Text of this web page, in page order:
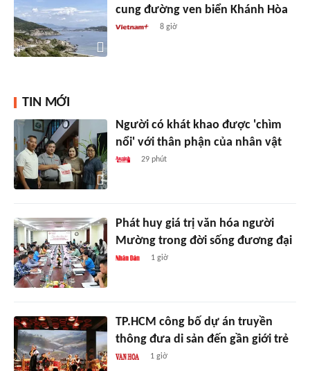
cung đường ven biển Khánh Hòa
8 giờ
TIN MỚI
Người có khát khao được 'chìm
nổi' với thân phận của nhân vật
29 phút
Phát huy giá trị văn hóa người
Mường trong đời sống đương đại
1 giờ
TP.HCM công bố dự án truyền
thông đưa di sản đến gần giới trẻ
1 giờ